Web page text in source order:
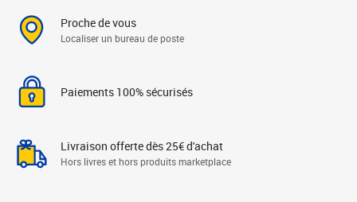
Proche de vous
Localiser un bureau de poste
Paiements 100% sécurisés
Livraison offerte dès 25€ d'achat
Hors livres et hors produits marketplace